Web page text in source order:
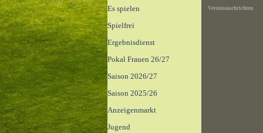
Es spielen
Spielfrei
Ergebnisdienst
Pokal Frauen 26/27
Saison 2026/27
Saison 2025/26
Anzeigenmarkt
Jugend
Vereinsnachrichten